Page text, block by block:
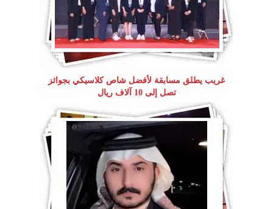
غريب يطلق مسابقة لأفضل شاص كلاسيكي بجوائز
تصل إلى 10 آلاف ريال